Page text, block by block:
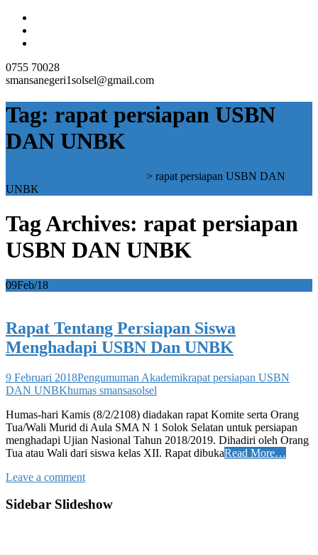
0755 70028
smansanegeri1solsel@gmail.com
Tag: rapat persiapan USBN
DAN UNBK
> rapat persiapan USBN DAN
UNBK
Tag Archives: rapat persiapan
USBN DAN UNBK
09Feb/18
Rapat Tentang Persiapan Siswa
Menghadapi USBN Dan UNBK
9 Februari 2018Pengumuman Akademikrapat persiapan USBN
DAN UNBKhumas smansasolsel
Humas-hari Kamis (8/2/2108) diadakan rapat Komite serta Orang
Tua/Wali Murid di Aula SMA N 1 Solok Selatan untuk persiapan
menghadapi Ujian Nasional Tahun 2018/2019. Dihadiri oleh Orang
Tua atau Wali dari siswa kelas XII. Rapat dibukaRead More…
Leave a comment
Sidebar Slideshow